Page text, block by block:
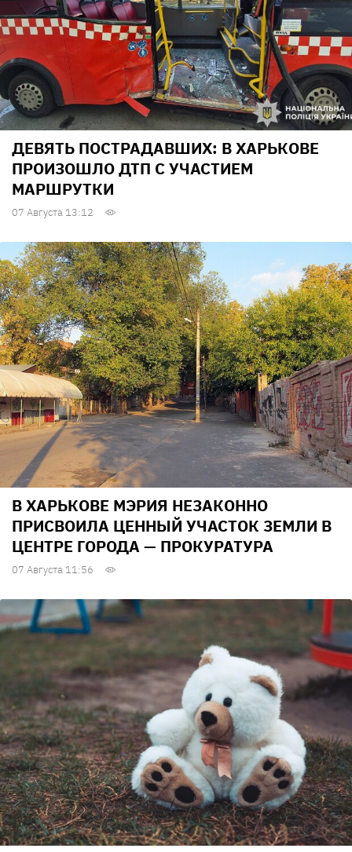
ДЕВЯТЬ ПОСТРАДАВШИХ: В ХАРЬКОВЕ
ПРОИЗОШЛО ДТП С УЧАСТИЕМ
МАРШРУТКИ
07 Августа 13:12
В ХАРЬКОВЕ МЭРИЯ НЕЗАКОННО
ПРИСВОИЛА ЦЕННЫЙ УЧАСТОК ЗЕМЛИ В
ЦЕНТРЕ ГОРОДА — ПРОКУРАТУРА
07 Августа 11:56